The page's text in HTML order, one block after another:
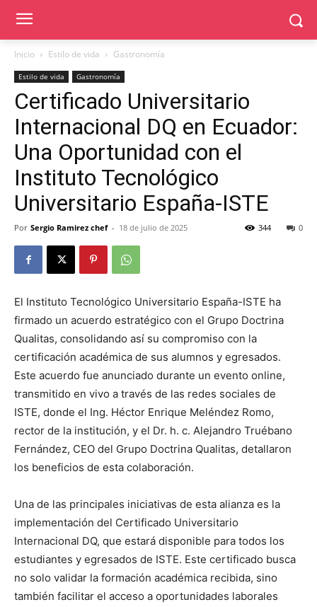
Inicio Estilo de vida Gastronomía
Estilo de vida Gastronomía
Certificado Universitario
Internacional DQ en Ecuador:
Una Oportunidad con el
Instituto Tecnológico
Universitario España-ISTE
Por Sergio Ramirez chef - 18 de julio de 2025 0
344
El Instituto Tecnológico Universitario España-ISTE ha
firmado un acuerdo estratégico con el Grupo Doctrina
Qualitas, consolidando así su compromiso con la
certificación académica de sus alumnos y egresados.
Este acuerdo fue anunciado durante un evento online,
transmitido en vivo a través de las redes sociales de
ISTE, donde el Ing. Héctor Enrique Meléndez Romo,
rector de la institución, y el Dr. h. c. Alejandro Truébano
Fernández, CEO del Grupo Doctrina Qualitas, detallaron
los beneficios de esta colaboración.
Una de las principales iniciativas de esta alianza es la
implementación del Certificado Universitario
Internacional DQ, que estará disponible para todos los
estudiantes y egresados de ISTE. Este certificado busca
no solo validar la formación académica recibida, sino
también facilitar el acceso a oportunidades laborales